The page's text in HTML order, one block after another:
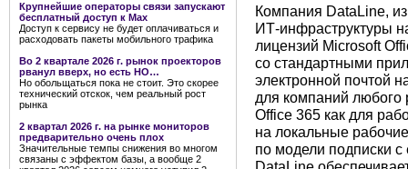
Крупнейшие операторы связи запускают
бесплатный доступ к Мах
Доступ к сервису не будет оплачиваться и
расходовать пакеты мобильного трафика
Во 2 квартале 2026 г. рынок проекторов
рванул вверх, но есть НО…
Но обольщаться пока не стоит. Это скорее
технический отскок, чем реальный рост
рынка
2 квартал 2026 г. на рынке мониторов
предварительно очень плох
Значительные темпы снижения во многом
связаны с эффектом базы, а вообще 2
Компания DataLine,
ИТ-инфраструктуры
лицензий Microsoft
со стандартными
электронной почтой
для компаний любого
Office 365 как для
на локальные
по модели подписки